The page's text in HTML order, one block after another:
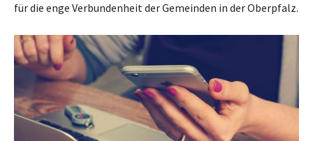
für die enge Verbundenheit der Gemeinden in der Oberpfalz.